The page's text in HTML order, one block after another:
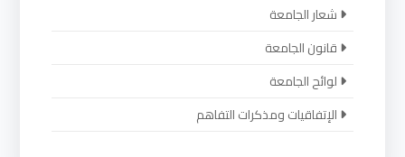
شعار الجامعة
قانون الجامعة
لوائح الجامعة
الإتفاقيات ومذكرات التفاهم